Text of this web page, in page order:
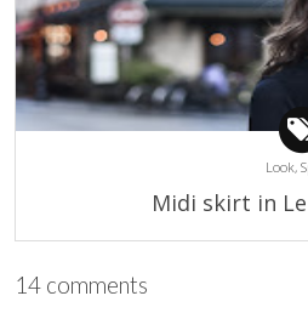
Look,
Midi skirt in
14 comments